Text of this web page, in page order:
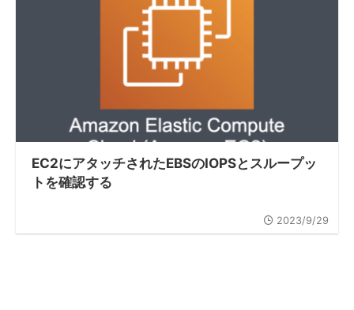
EC2にアタッチされたEBSのIOPSとスループッ
トを確認する
2023/9/29